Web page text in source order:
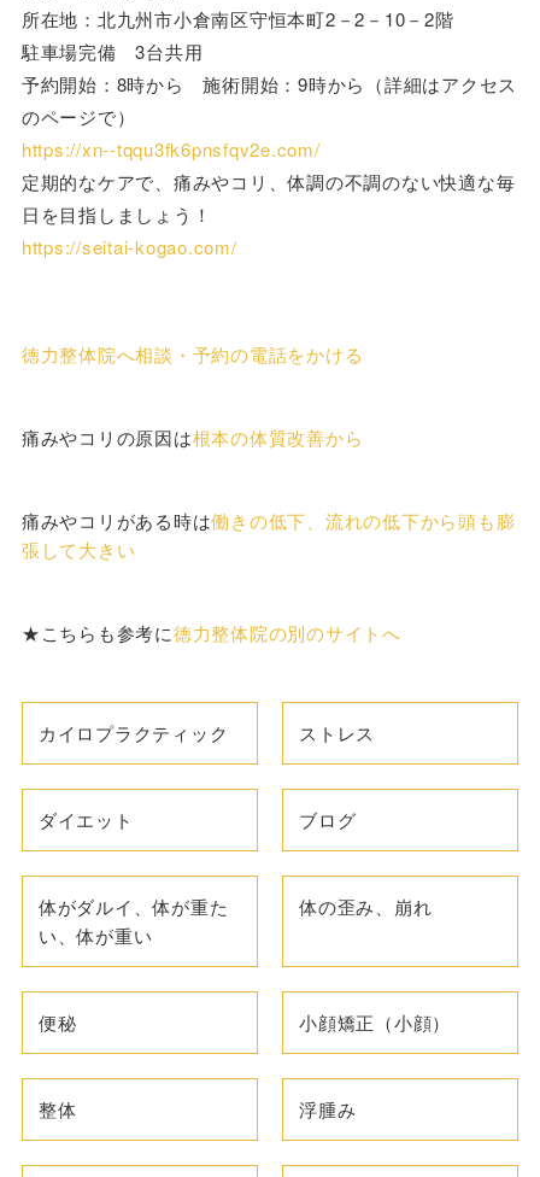
所在地：北九州市小倉南区守恒本町2－2－10－2階
駐車場完備 3台共用
予約開始：8時から 施術開始：9時から（詳細はアクセス
のページで）
https://xn--tqqu3fk6pnsfqv2e.com/
定期的なケアで、痛みやコリ、体調の不調のない快適な毎
日を目指しましょう！
https://seitai-kogao.com/
徳力整体院へ相談・予約の電話をかける
痛みやコリの原因は根本の体質改善から
痛みやコリがある時は働きの低下、流れの低下から頭も膨
張して大きい
★こちらも参考に徳力整体院の別のサイトへ
カイロプラクティック ストレス
ダイエット ブログ
体がダルイ、体が重た
い、体が重い
体の歪み、崩れ
便秘 小顔矯正（小顔）
整体 浮腫み